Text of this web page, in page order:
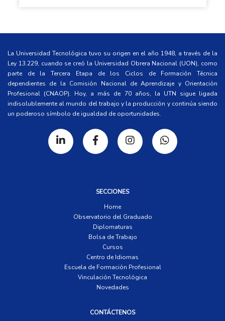
La Universidad Tecnológica tuvo su origen en el año 1948, a través de la
Ley 13.229, cuando se creó la Universidad Obrera Nacional (UON), como
parte de la Tercera Etapa de los Ciclos de Formación Técnica
dependientes de la Comisión Nacional de Aprendizaje y Orientación
Profesional (CNAOP). Hoy, a más de 70 años, la UTN sigue ligada
indisolublemente al mundo del trabajo y la producción y continúa siendo
un poderoso símbolo de igualdad de oportunidades.
SECCIONES
Home
Observatorio del Graduado
Diplomaturas
Bolsa de Trabajo
Cursos
Centro de Idiomas
Escuela de Formación Profesional
Vinculación Tecnológica
Novedades
CONTÁCTENOS